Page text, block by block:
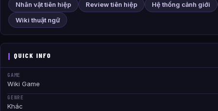
Nhân vật tiên hiệp Review tiên hiệp
Hệ thống cảnh giới
Wiki thuật ngữ
QUICK INFO
GAME
Wiki Game
GENRE
Khác